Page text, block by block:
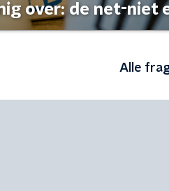
over: de net-niet
Alle